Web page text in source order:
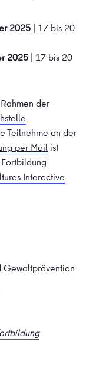
2025 | 17 bis 20
2025 | 17 bis 20
der
Teilnehme an der
per Mail ist
Interactive
Gewaltprävention